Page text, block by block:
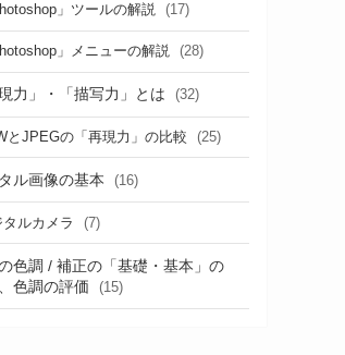
」ツールの解説 (17)
」メニューの解説 (28)
現力」・「描写力」とは (32)
とJPEGの「再現力」の比較 (25)
ル画像の基本 (16)
ルカメラ (7)
色調 / 補正の「基礎・基本」の
色調の評価
(15)